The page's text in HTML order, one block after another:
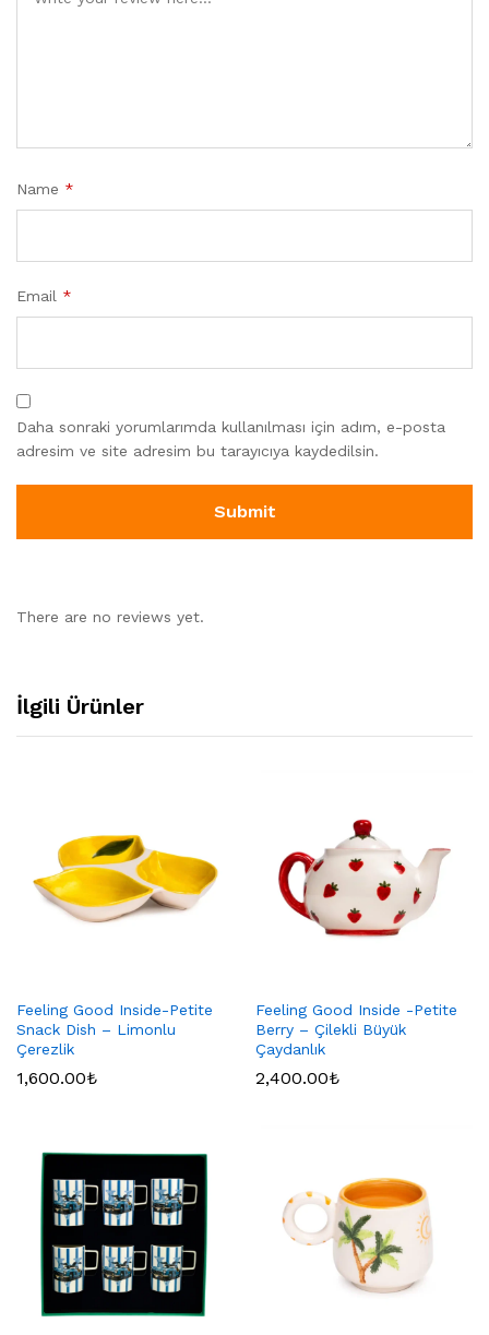
Name *
Email *
Daha sonraki yorumlarımda kullanılması için adım, e-posta
adresim ve site adresim bu tarayıcıya kaydedilsin.
There are no reviews yet.
İlgili Ürünler
Feeling Good Inside-Petite
Snack Dish – Limonlu
Çerezlik
1,600.00₺
Feeling Good Inside -Petite
Berry – Çilekli Büyük
Çaydanlık
2,400.00₺